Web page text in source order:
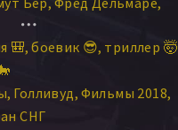
Минди Робинсон
Росс Алена Чехова
Бели
Хорст Кубе Чак Цито
Ривера
🎒 боевик 😎 триллер 🤯
Голливуд Фильмы 2018
СНГ